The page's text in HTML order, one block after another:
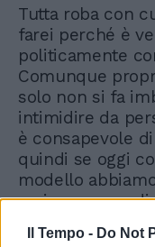
Il Tempo - Do Not
Tutta roba con
farei perché è
politicamente
Comunque
solo non si fa
intimidire da
è consapevole
quindi se oggi
modello
scriveremo
farci tappare la
di autore.